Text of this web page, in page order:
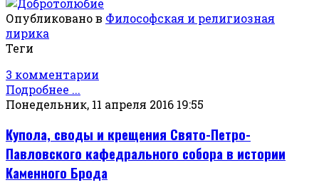
Опубликовано в Философская и религиозная
лирика
Теги
3 комментарии
Подробнее ...
Понедельник, 11 апреля 2016 19:55
Купола, своды и крещения Свято-Петро-
Павловского кафедрального собора в истории
Каменного Брода